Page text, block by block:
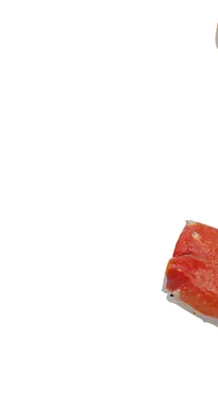
Краб Камчатский.